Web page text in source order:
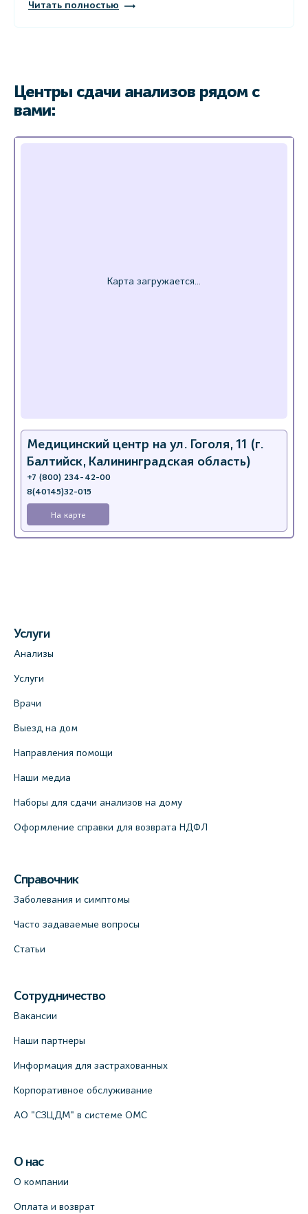
Читать полностью
Центры сдачи анализов рядом с
вами:
Медицинский центр на ул. Гоголя, 11 (г.
Балтийск, Калининградская область)
+7 (800) 234-42-00
8(40145)32-015
На карте
Услуги
Анализы
Услуги
Врачи
Выезд на дом
Направления помощи
Наши медиа
Наборы для сдачи анализов на дому
Оформление справки для возврата НДФЛ
Справочник
Заболевания и симптомы
Часто задаваемые вопросы
Статьи
Сотрудничество
Вакансии
Наши партнеры
Информация для застрахованных
Корпоративное обслуживание
АО "СЗЦДМ" в системе ОМС
О нас
О компании
Оплата и возврат